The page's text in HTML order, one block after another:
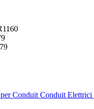
Conduit Conduit Elettrici